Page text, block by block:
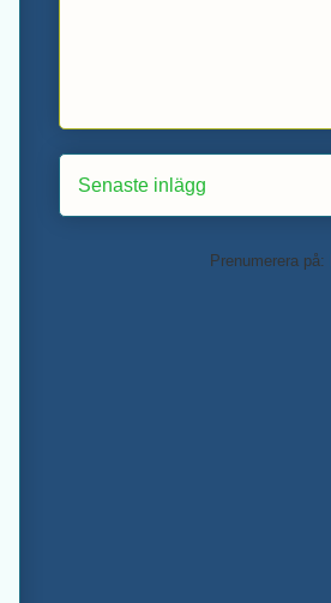
Senaste inlägg
Prenumerera på: